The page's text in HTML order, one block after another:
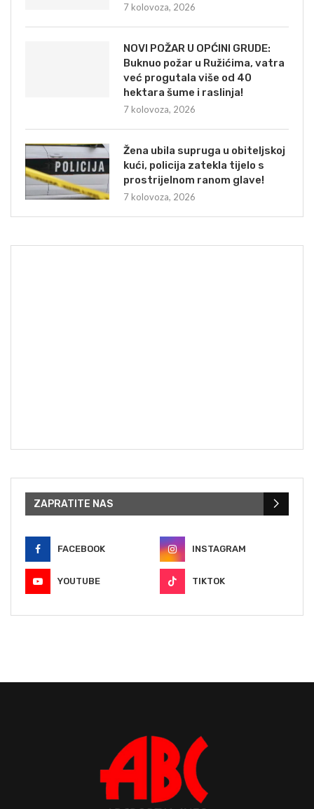
7 kolovoza, 2026
NOVI POŽAR U OPĆINI GRUDE:
Buknuo požar u Ružićima, vatra
već progutala više od 40
hektara šume i raslinja!
7 kolovoza, 2026
Žena ubila supruga u obiteljskoj
kući, policija zatekla tijelo s
prostrijelnom ranom glave!
7 kolovoza, 2026
ZAPRATITE NAS
FACEBOOK INSTAGRAM
YOUTUBE TIKTOK